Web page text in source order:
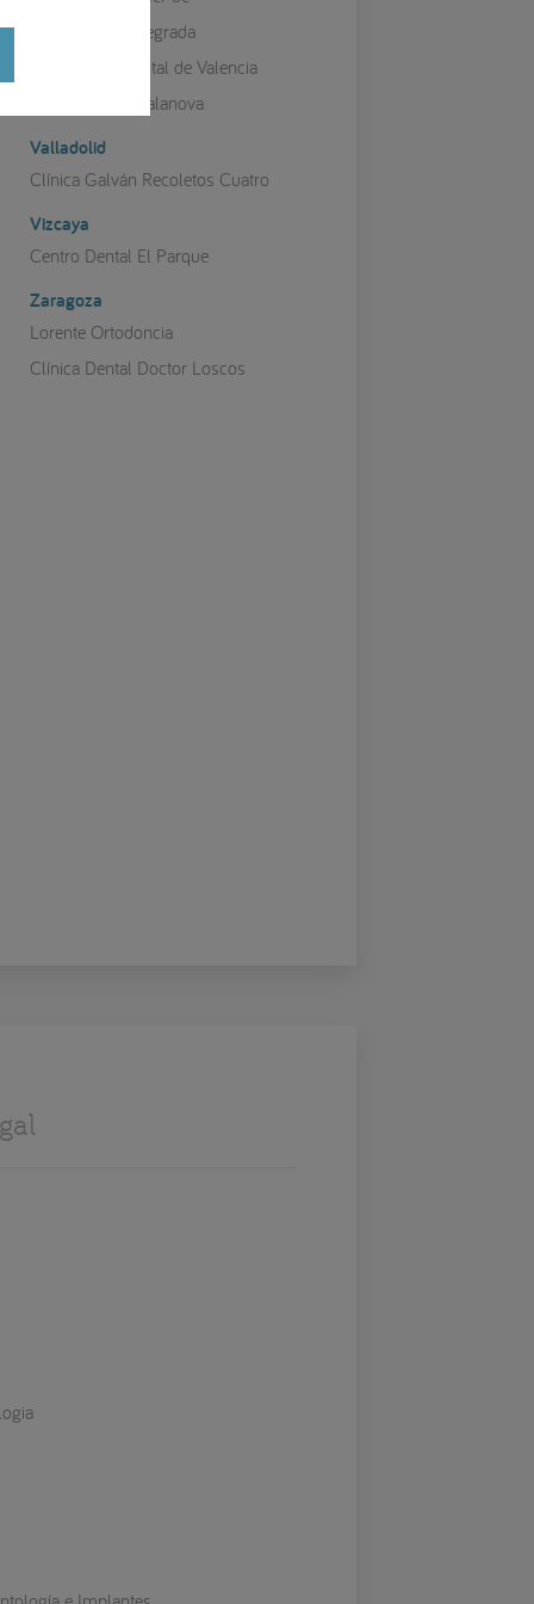
Odontología Integrada
Centro Periodontal de Valencia
Clínica Perios Salanova
Valladolid
Clínica Galván Recoletos Cuatro
Vizcaya
Centro Dental El Parque
Zaragoza
Lorente Ortodoncia
Clínica Dental Doctor Loscos